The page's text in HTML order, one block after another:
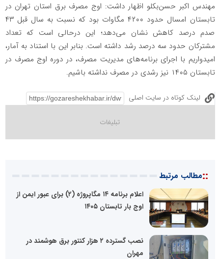
️مهندس اکبر حسن‌بکلو اظهار داشت: اوج مصرف برق استان تهران در
تابستان امسال حدود ۴۲۰۰ مگاوات بود که نسبت به سال قبل ۴۳
صدم درصد کاهش نشان می‌دهد؛ این درحالی است که تعداد
مشترکان حدود سه درصد رشد داشته است. بنابر این با استناد به آمار،
امیدواریم با اجرای برنامه‌های مدیریت مصرف، در دوره اوج مصرف در
تابستان ۱۴۰۵ نیز رشدی در مصرف نداشته باشیم.
لینک کوتاه در سایت اصلی
::مطالب مرتبط
اعلام برنامه ۱۴ مگاپروژه (۲) برای عبور ایمن از
اوج بار تابستان ۱۴۰۵
نصب گسترده ۲ هزار کنتور برق هوشمند در
مهران